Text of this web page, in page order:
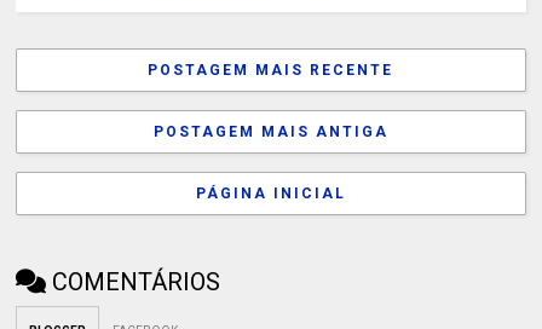
POSTAGEM MAIS RECENTE
POSTAGEM MAIS ANTIGA
PÁGINA INICIAL
COMENTÁRIOS